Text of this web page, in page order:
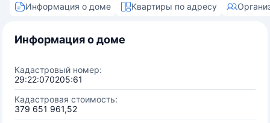
Информация о доме Квартиры по адресу
Информация о доме
Кадастровый номер:
29:22:070205:61
Кадастровая стоимость:
379 651 961,52